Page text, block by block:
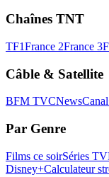
Chaînes TNT
TF1France 2France 3
Câble & Satellite
BFM TVCNews
Par Genre
Films ce soirSéries TV
Disney+Calculateur